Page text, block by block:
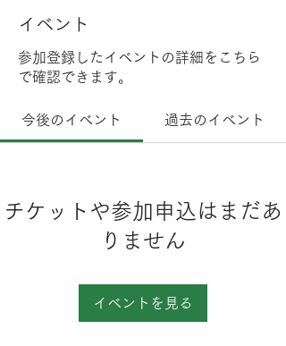
イベント
参加登録したイベントの詳細をこちら
で確認できます。
今後のイベント 過去のイベント
チケットや参加申込はまだあ
りません
イベントを見る